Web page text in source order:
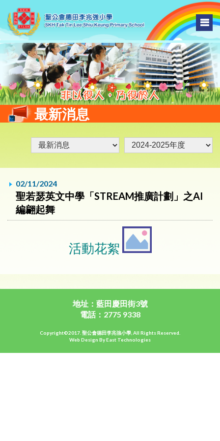
最新消息
02/11/2024
聖若瑟英文中學「STREAM推廣計劃」之AI
編翩起舞
活動花絮
地址：藍田慶田街3號
電話：2775 9338
Copyright©2017. 聖公會德田李兆強小學, All Rights Reserved.
Web Design By East Technologies